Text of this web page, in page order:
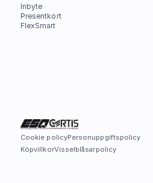
Inbyte
Presentkort
FlexSmart
Cookie policyPersonuppgiftspolicy
Visselblåsarpolicy
Köpvillkor